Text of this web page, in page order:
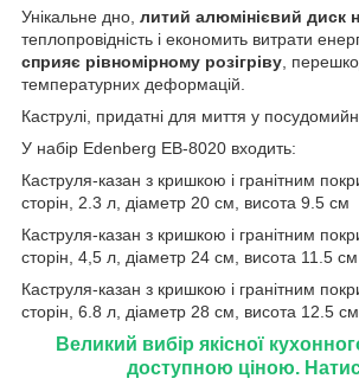
Унікальне дно, литий алюмінієвий диск
теплопровідність і економить витрати
сприяє рівномірному розігріву ,
температурних деформацій.
Каструлі, придатні для миття у
У набір Edenberg EB-8020 входить:
Каструля-казан з кришкою і гранітним
сторін, 2.3 л, діаметр 20 см, висота 9.5 см
Каструля-казан з кришкою і гранітним
сторін, 4,5 л, діаметр 24 см, висота 11.5 см
Каструля-казан з кришкою і гранітним
сторін, 6.8 л, діаметр 28 см, висота 12.5 см
Великий вибір якісної
доступною ціною.